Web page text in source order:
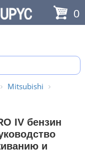
0
Mitsubishi
IV бензин
и